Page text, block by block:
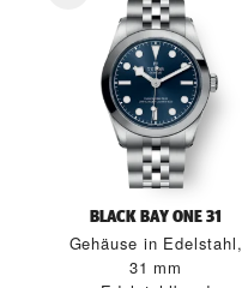
BLACK BAY ONE 31
Gehäuse in Edelstahl,
31 mm